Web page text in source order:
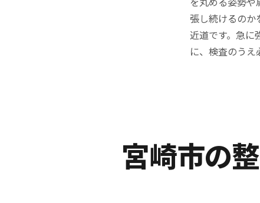
張し続けるの
近道です。急に
に、検査のうえ
宮崎市の